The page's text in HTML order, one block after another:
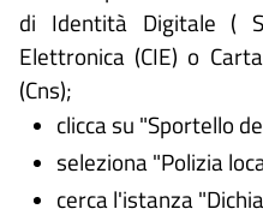
di Identità Digitale (
Elettronica (CIE) o
(Cns);
clicca su "Sportello
seleziona "Polizia
cerca l'istanza